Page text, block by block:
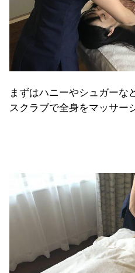
まずはハニーやシュガーな
スクラブで全身をマッサー